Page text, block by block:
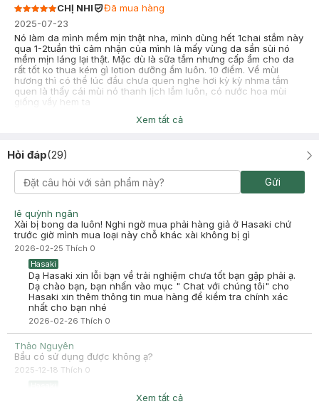
CHỊ NHI
Đã mua hàng
2025-07-23
Nó làm da mình mềm mịn thật nha, mình dùng hết 1chai stắm này
qua 1-2tuần thì cảm nhận của mình là mấy vùng da sần sùi nó
mềm mịn láng lại thật. Mặc dù là sữa tắm nhưng cấp ẩm cho da
rất tốt ko thua kém gì lotion dưỡng ẩm luôn. 10 điểm. Về mùi
hương thì có thể lúc đầu chưa quen nghe hơi kỳ kỳ nhma tắm
quen là thấy cái mùi nó thanh lịch lắm luôn, có nước hoa mùi
giống vầy hem ta
ngày càng phát triển hơn nữa về chất lượng dịch vụ. Cảm ơn
Thanh Hằng
Đã mua hàng
Sản phẩm tắm xong rất thơm mà thơm lâu nữa nha. Mướt mịn da
kh khô da nghiện luôn
Hasaki -2025-06-27
Hasaki xin chào! Hasaki cảm ơn Thanh Hằng đã dành thời
gian đánh giá. Sự hài lòng của khách hàng là động lực to lớn
để Hasaki ngày càng phát triển hơn nữa về chất lượng dịch
vụ. Cảm ơn bạn đã tin tưởng và mua sắm tại Hasaki!
Xem tất cả
Hỏi đáp(29)
Gửi
lê quỳnh ngân
Xài bị bong da luôn! Nghi ngờ mua phải hàng giả ở Hasaki chứ
trước giờ mình mua loại này chỗ khác xài không bị gì
2026-02-25 Thích 0
Hasaki
Dạ Hasaki xin lỗi bạn về trải nghiệm chưa tốt bạn gặp phải ạ.
Dạ chào bạn, bạn nhấn vào mục " Chat với chúng tôi" cho
Hasaki xin thêm thông tin mua hàng để kiểm tra chính xác
nhất cho bạn nhé
2026-02-26 Thích 0
Thảo Nguyên
Bầu có sử dụng được không ạ?
2025-12-18 Thích 0
Dạ trong giai đoạn mang thai hoặc đang cho con bú, bạn cần
Xem tất cả